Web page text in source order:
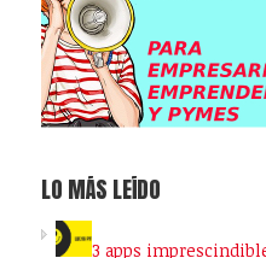
LO MÁS LEÍDO
3 apps